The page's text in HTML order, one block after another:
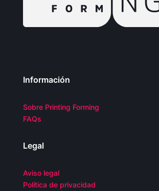
Información
Sobre Printing Forming
FAQs
Legal
Aviso legal
Política de privacidad